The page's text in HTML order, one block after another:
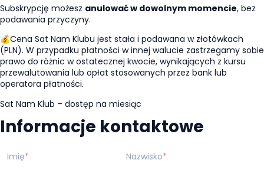
Subskrypcję możesz anulować w dowolnym momencie, bez
podawania przyczyny.
💰Cena Sat Nam Klubu jest stała i podawana w złotówkach
(PLN). W przypadku płatności w innej walucie zastrzegamy sobie
prawo do różnic w ostatecznej kwocie, wynikających z kursu
przewalutowania lub opłat stosowanych przez bank lub
operatora płatności.
Sat Nam Klub – dostęp na miesiąc
Informacje kontaktowe
Imię Nazwisko